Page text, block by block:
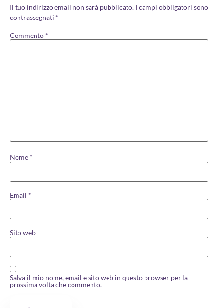
Il tuo indirizzo email non sarà pubblicato. I campi obbligatori sono
contrassegnati *
Commento *
Nome *
Email *
Sito web
Salva il mio nome, email e sito web in questo browser per la
prossima volta che commento.